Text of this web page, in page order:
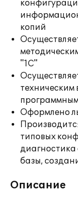
копий
"1С"
техническим
Оформлено
типовых
базы,
Описание